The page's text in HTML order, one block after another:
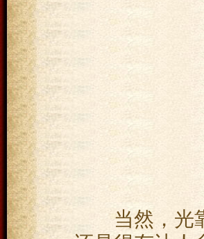
当然，光靠